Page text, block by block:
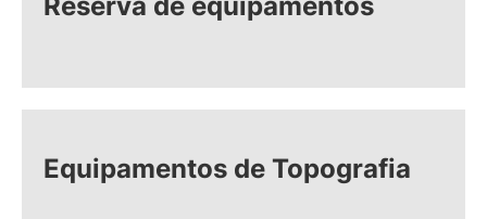
Equipamentos de Topografia